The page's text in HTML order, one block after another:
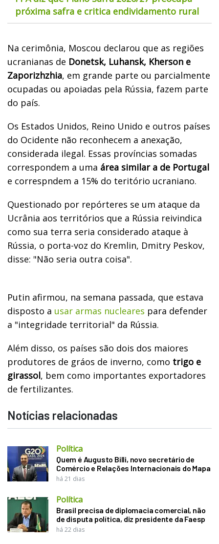
próxima safra e critica endividamento rural
Na cerimônia, Moscou declarou que as regiões
ucranianas de Donetsk, Luhansk, Kherson e
Zaporizhzhia, em grande parte ou parcialmente
ocupadas ou apoiadas pela Rússia, fazem parte
do país.
Os Estados Unidos, Reino Unido e outros países
do Ocidente não reconhecem a anexação,
considerada ilegal. Essas províncias somadas
correspondem a uma área similar a de Portugal
e correspndem a 15% do teritório ucraniano.
Questionado por repórteres se um ataque da
Ucrânia aos territórios que a Rússia reivindica
como sua terra seria considerado ataque à
Rússia, o porta-voz do Kremlin, Dmitry Peskov,
disse: "Não seria outra coisa".
Putin afirmou, na semana passada, que estava
disposto a usar armas nucleares para defender
a "integridade territorial" da Rússia.
Além disso, os países são dois dos maiores
produtores de gráos de inverno, como trigo e
girassol, bem como importantes exportadores
de fertilizantes.
Notícias relacionadas
Política
Quem é Augusto Billi, novo secretário de
Comércio e Relações Internacionais do Mapa
há 21 dias
Política
Brasil precisa de diplomacia comercial, não
de disputa política, diz presidente da Faesp
há 22 dias